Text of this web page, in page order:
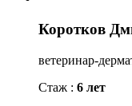
Коротков
ветеринар-
Стаж : 6 лет